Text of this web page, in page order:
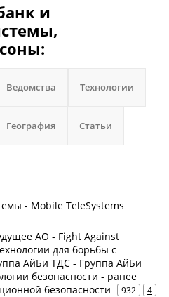
и
Ведомства Технологии
География Статьи
- Mobile TeleSystems
АО - Fight Against
для борьбы с
АйБи ТДС - Группа АйБи
безопасности - ранее
безопасности
932 4